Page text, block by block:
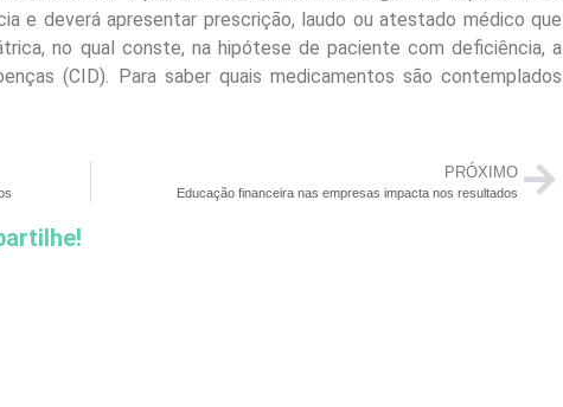
e deverá apresentar prescrição, laudo ou atestado médico que
no qual conste, na hipótese de paciente com deficiência, a
(CID). Para saber quais medicamentos são contemplados
PRÓXIMO
Educação financeira nas empresas impacta nos resultados